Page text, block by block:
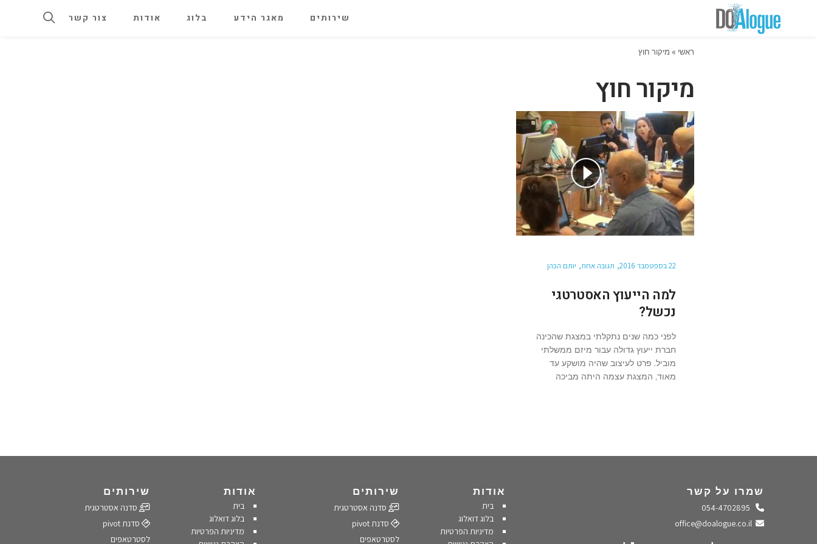
שירותים מאגר הידע בלוג אודות צור קשר
ראשי » מיקור חוץ
מיקור חוץ
22 בספטמבר 2016 תגובה אחת יותם הכהן
למה הייעוץ האסטרטגי
נכשל?
לפני כמה שנים נתקלתי במצגת שהכינה
חברת ייעוץ גדולה עבור מיזם ממשלתי
מוביל. פרט לעיצוב שהיה מושקע עד
מאוד, המצגת עצמה היתה מביכה
שמרו על קשר
התקשרו אלינו
שלחו מייל
אודות
בית
בלוג דואלוג
מדיניות הפרטיות
שירותים
סדנה אסטרטגית
סדנת pivot
לסטרטאפים
אודות
בית
בלוג דואלוג
מדיניות הפרטיות
שירותים
סדנה אסטרטגית
סדנת pivot
לסטרטאפים